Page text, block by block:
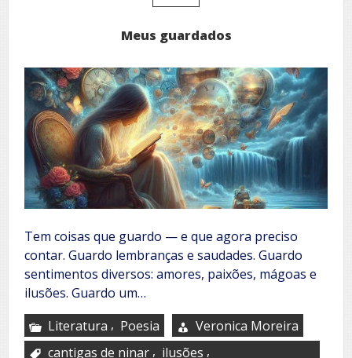
Meus guardados
Tem coisas que guardo — e que agora preciso
contar. Guardo lembranças e saudades. Guardo
sentimentos diversos: amores, paixões, mágoas e
ilusões. Guardo um…
Literatura , Poesia
Veronica Moreira
cantigas de ninar , ilusões ,